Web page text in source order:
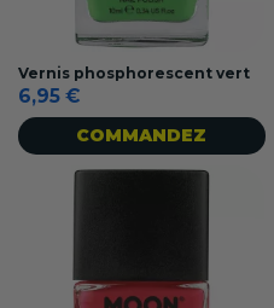
Vernis phosphorescent vert
6,95 €
COMMANDEZ